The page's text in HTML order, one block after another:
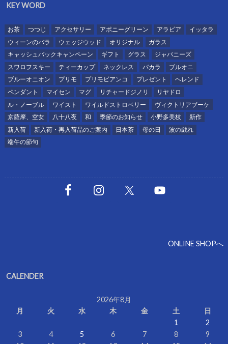
KEY WORD
お茶 つつじ アクセサリー アポニーグリーン アラビア
イッタラ
ウィーンのバラ
ウェッジウッド オリジナル
ガラス
キャッシュバックキャンペーン
ギフト グラス
ジャパニーズ
スワロフスキー
ティーカップ ネックレス バカラ
ブルオニ
ブルーオニオン
プリモ プリモビアンコ プレゼント
ヘレンド
ペンダント
マイセン マグ リチャードジノリ
リヤドロ
ル・ノーブル
ワイスト ワイルドストロベリー
ヴィクトリアブーケ
京薩摩、空女
八十八夜 和 季節のお知らせ 小野多美枝
新作
新入荷
新入荷・再入荷品のご案内 日本茶 母の日
波の戯れ
端午の節句
ONLINE SHOPへ
CALENDER
2026年8月
月
火 水 木 金 土
日
1
2
3
4 5 6 7 8
9